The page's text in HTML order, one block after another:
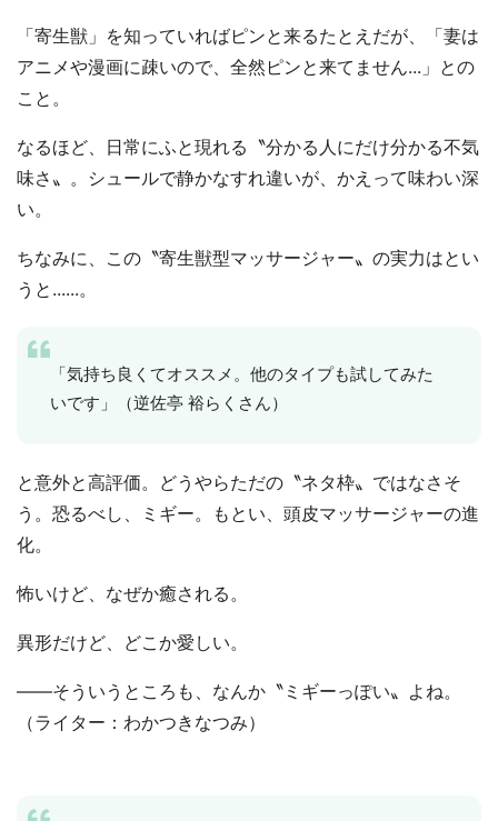
「寄生獣」を知っていればピンと来るたとえだが、「妻は
アニメや漫画に疎いので、全然ピンと来てません...」との
こと。
なるほど、日常にふと現れる〝分かる人にだけ分かる不気
味さ〟。シュールで静かなすれ違いが、かえって味わい深
い。
ちなみに、この〝寄生獣型マッサージャー〟の実力はとい
うと......。
「気持ち良くてオススメ。他のタイプも試してみた
いです」（逆佐亭 裕らくさん）
と意外と高評価。どうやらただの〝ネタ枠〟ではなさそ
う。恐るべし、ミギー。もとい、頭皮マッサージャーの進
化。
怖いけど、なぜか癒される。
異形だけど、どこか愛しい。
――そういうところも、なんか〝ミギーっぽい〟よね。
（ライター：わかつきなつみ）